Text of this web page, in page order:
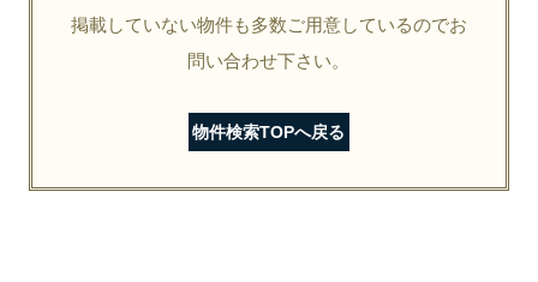
掲載していない物件も多数ご用意しているのでお
問い合わせ下さい。
物件検索TOPへ戻る